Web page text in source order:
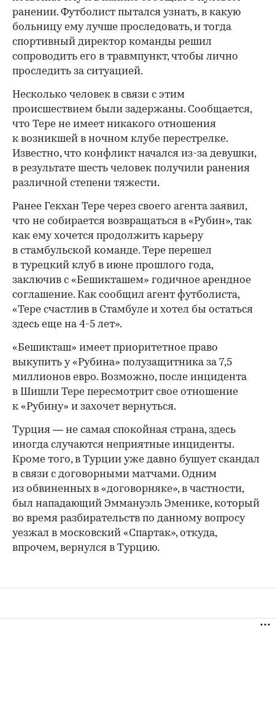
00:00 / 00:00
ранении. Футболист пытался узнать, в какую
больницу ему лучше проследовать, и тогда
спортивный директор команды решил
сопроводить его в травмпункт, чтобы лично
проследить за ситуацией.
Несколько человек в связи с этим
происшествием были задержаны. Сообщается,
что Тере не имеет никакого отношения
к возникшей в ночном клубе перестрелке.
Известно, что конфликт начался из-задевушки,
в результате шесть человек получили ранения
различной степени тяжести.
Ранее Гекхан Тере через своего агента заявил,
что не собирается возвращаться в «Рубин», так
как ему хочется продолжить карьеру
в стамбульской команде. Тере перешел
в турецкий клуб в июне прошлого года,
заключив с «Бешикташем» годичное арендное
соглашение. Как сообщил агент футболиста,
«Тере счастлив в Стамбуле и хотел бы остаться
здесь еще на 4-5 лет».
«Бешикташ» имеет приоритетное право
выкупить у «Рубина» полузащитника за 7,5
миллионов евро. Возможно, после инцидента
в Шишли Тере пересмотрит свое отношение
к «Рубину» и захочет вернуться.
Турция — не самая спокойная страна, здесь
иногда случаются неприятные инциденты.
Кроме того, в Турции уже давно бушует скандал
в связи с договорными матчами. Одним
из обвиненных в «договорняке», в частности,
был нападающий Эммануэль Эменике, который
во время разбирательств по данному вопросу
уезжал в московский «Спартак», откуда,
впрочем, вернулся в Турцию.